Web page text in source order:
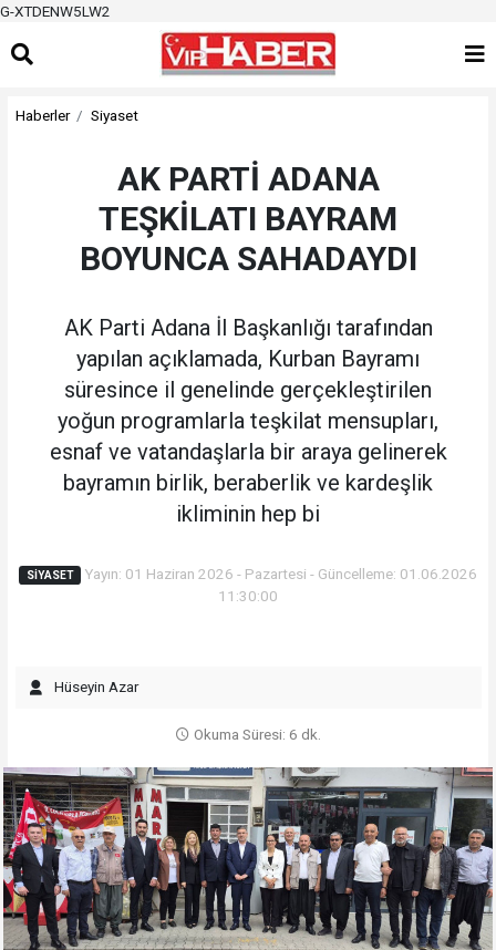
G-XTDENW5LW2
Haberler Siyaset
AK PARTİ ADANA
TEŞKİLATI BAYRAM
BOYUNCA SAHADAYDI
AK Parti Adana İl Başkanlığı tarafından
yapılan açıklamada, Kurban Bayramı
süresince il genelinde gerçekleştirilen
yoğun programlarla teşkilat mensupları,
esnaf ve vatandaşlarla bir araya gelinerek
bayramın birlik, beraberlik ve kardeşlik
ikliminin hep bi
SIYASET
Yayın: 01 Haziran 2026 - Pazartesi - Güncelleme: 01.06.2026
11:30:00
Hüseyin Azar
Okuma Süresi: 6 dk.